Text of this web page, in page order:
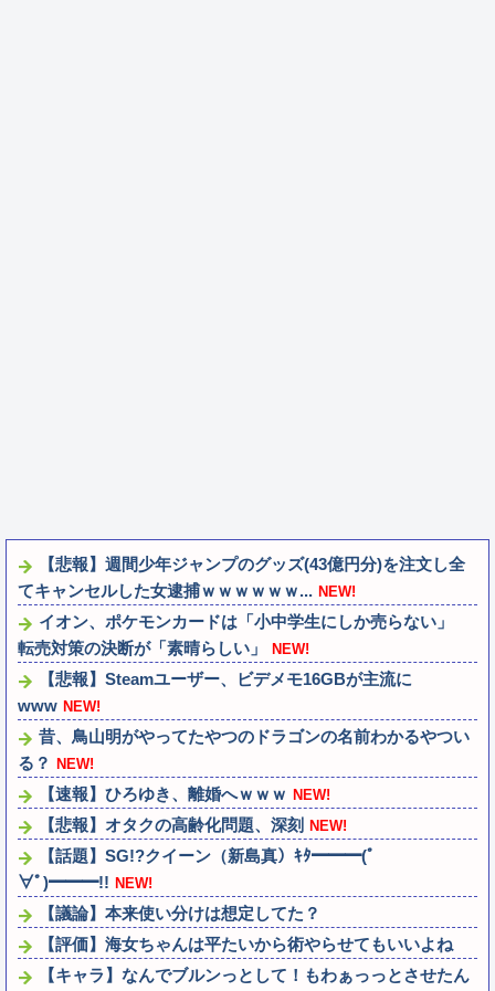
【悲報】週間少年ジャンプのグッズ(43億円分)を注文し全
てキャンセルした女逮捕ｗｗｗｗｗｗ... NEW!
イオン、ポケモンカードは「小中学生にしか売らない」
転売対策の決断が「素晴らしい」
NEW!
【悲報】Steamユーザー、ビデメモ16GBが主流に
www NEW!
昔、鳥山明がやってたやつのドラゴンの名前わかるやつい
る？
NEW!
【速報】ひろゆき、離婚へｗｗｗ NEW!
【悲報】オタクの高齢化問題、深刻 NEW!
【話題】SG!?クイーン（新島真）ｷﾀ━━━(ﾟ
∀ﾟ)━━━!! NEW!
【議論】本来使い分けは想定してた？
【評価】海女ちゃんは平たいから術やらせてもいいよね
【キャラ】なんでブルンっとして！もわぁっっとさせたん